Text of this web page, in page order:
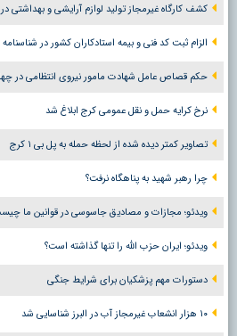
کشف کارگاه غیرمجاز تولید لوازم آرایشی و بهداشتی
الزام ثبت کد فنی و بیمه استادکاران کشور در
حکم قصاص عامل شهادت مامور نیروی انتظامی در
نرخ کرایه حمل و نقل عمومی کرج ابلاغ شد
تصاویر کمتر دیده شده از لحظه حمله به پل بی ۱ کرج
چرا رهبر شهید به پناهگاه نرفت؟
ویدئو؛ مجازات و مصادیق جاسوسی در قوانین ما
ویدئو؛ ایران حزب الله را تنها گذاشته است؟
دستورات مهم پزشکیان برای شرایط جنگی
۱۰ هزار انشعاب غیرمجاز آب در البرز شناسایی شد